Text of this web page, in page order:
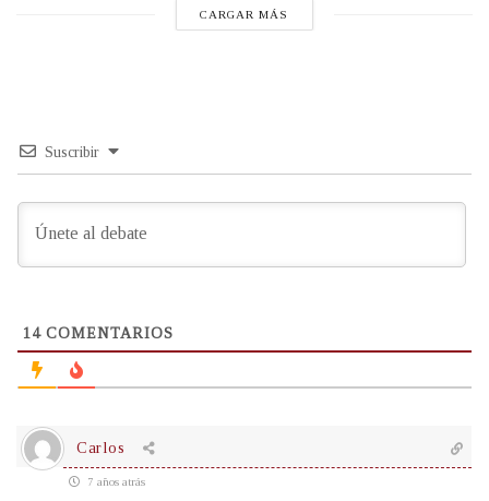
CARGAR MÁS
Suscribir
14COMENTARIOS
Carlos
7 años atrás